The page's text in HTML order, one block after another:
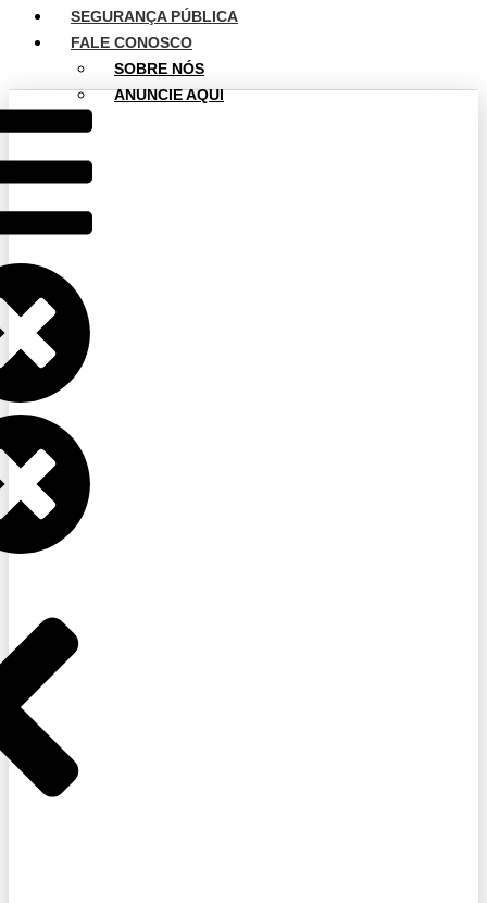
SEGURANÇA PÚBLICA
FALE CONOSCO
SOBRE NÓS
ANUNCIE AQUI